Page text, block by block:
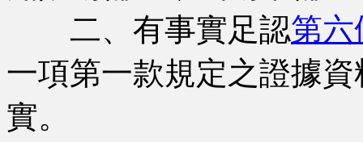
二、有事實足認第六
一項第一款規定之證據
實。